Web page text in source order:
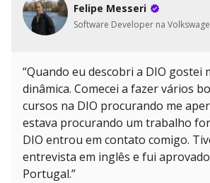
Felipe Messeri
Software Developer na
“Quando eu descobri a DIO gostei
dinâmica. Comecei a fazer vários
cursos na DIO procurando me
estava procurando um trabalho
DIO entrou em contato comigo.
entrevista em inglês e fui
Portugal.”